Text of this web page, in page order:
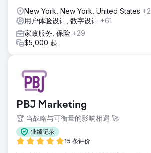
New York, New York, United States +2
用户体验设计, 数字设计 +61
家政服务, 保险 +29
$5,000 起
PBJ Marketing
🏆 当战略与可衡量的影响相遇 🚀
业绩记录
15 条评价